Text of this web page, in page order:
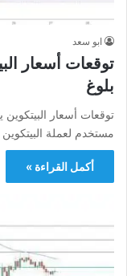
ابو سعد
بلوغ
مستخدم لعملة
أكمل القراءة »